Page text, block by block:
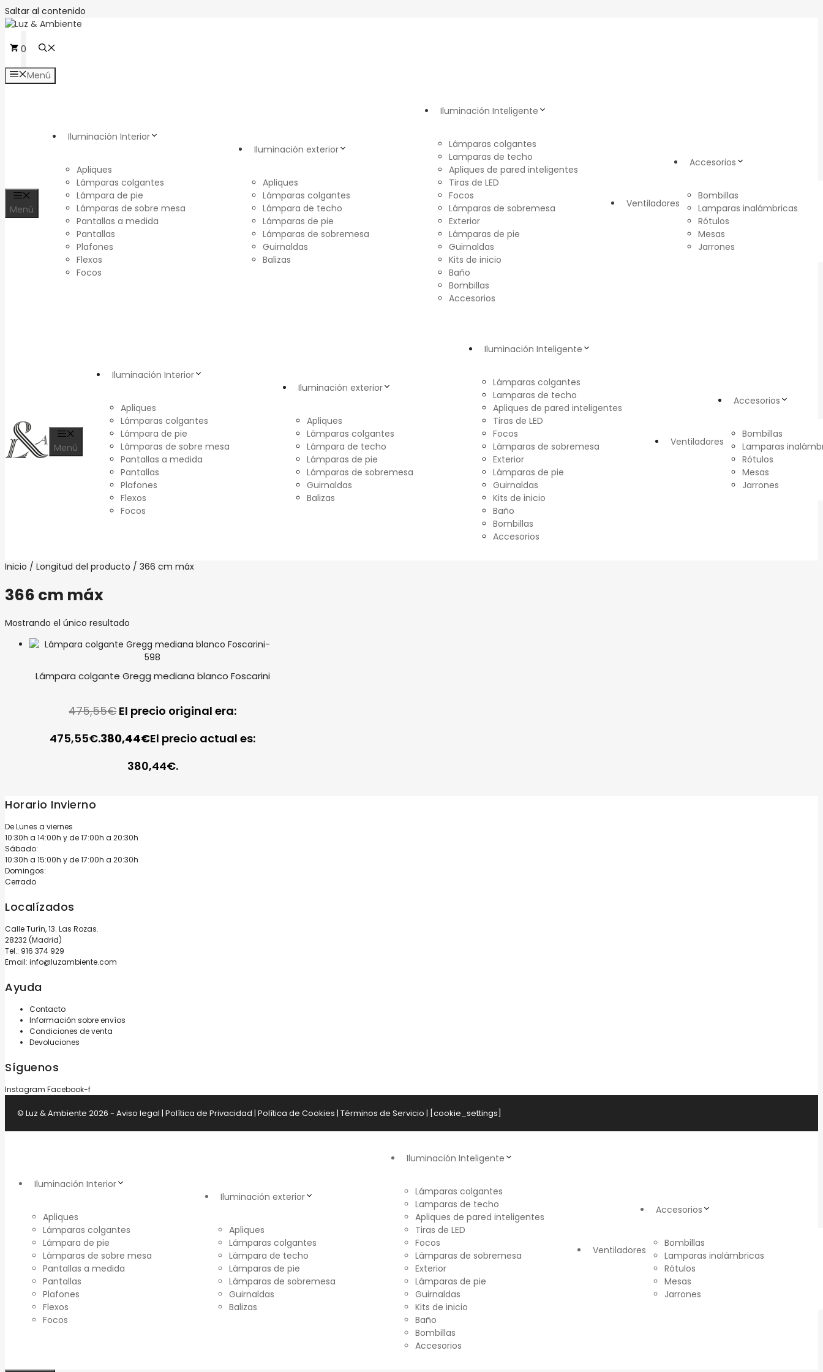
Saltar al contenido
0
Menú
Menú
Iluminación Interior
Apliques
Lámparas colgantes
Lámpara de pie
Lámparas de sobre mesa
Pantallas a medida
Pantallas
Plafones
Flexos
Focos
Iluminación exterior
Apliques
Lámparas colgantes
Lámpara de techo
Lámparas de pie
Lámparas de sobremesa
Guirnaldas
Balizas
Iluminación Inteligente
Lámparas colgantes
Lamparas de techo
Apliques de pared inteligentes
Tiras de LED
Focos
Lámparas de sobremesa
Exterior
Lámparas de pie
Guirnaldas
Kits de inicio
Baño
Bombillas
Accesorios
Ventiladores
Accesorios
Bombillas
Lamparas inalámbricas
Rótulos
Mesas
Jarrones
Menú
Iluminación Interior
Apliques
Lámparas colgantes
Lámpara de pie
Lámparas de sobre mesa
Pantallas a medida
Pantallas
Plafones
Flexos
Focos
Iluminación exterior
Apliques
Lámparas colgantes
Lámpara de techo
Lámparas de pie
Lámparas de sobremesa
Guirnaldas
Balizas
Iluminación Inteligente
Lámparas colgantes
Lamparas de techo
Apliques de pared inteligentes
Tiras de LED
Focos
Lámparas de sobremesa
Exterior
Lámparas de pie
Guirnaldas
Kits de inicio
Baño
Bombillas
Accesorios
Ventiladores
Accesorios
Bombillas
Lamparas
Rótulos
Mesas
Jarrones
Inicio / Longitud del producto / 366 cm máx
366 cm máx
Mostrando el único resultado
Lámpara colgante Gregg mediana blanco Foscarini
475,55€El precio original era:
475,55€.380,44€El precio actual es:
380,44€.
Horario Invierno
De Lunes a viernes
10:30h a 14:00h y de 17:00h a 20:30h
Sábado:
10:30h a 15:00h y de 17:00h a 20:30h
Domingos:
Cerrado
Localízados
Calle Turín, 13. Las Rozas.
28232 (Madrid)
Tel.: 916 374 929
Email: info@luzambiente.com
Ayuda
Contacto
Información sobre envíos
Condiciones de venta
Devoluciones
Síguenos
Instagram Facebook-f
© Luz & Ambiente 2026 - Aviso legal | Política de Privacidad | Política de Cookies | Términos de Servicio | [cookie_settings]
Iluminación Interior
Apliques
Lámparas colgantes
Lámpara de pie
Lámparas de sobre mesa
Pantallas a medida
Pantallas
Plafones
Flexos
Focos
Iluminación exterior
Apliques
Lámparas colgantes
Lámpara de techo
Lámparas de pie
Lámparas de sobremesa
Guirnaldas
Balizas
Iluminación Inteligente
Lámparas colgantes
Lamparas de techo
Apliques de pared inteligentes
Tiras de LED
Focos
Lámparas de sobremesa
Exterior
Lámparas de pie
Guirnaldas
Kits de inicio
Baño
Bombillas
Accesorios
Ventiladores
Accesorios
Bombillas
Lamparas inalámbricas
Rótulos
Mesas
Jarrones